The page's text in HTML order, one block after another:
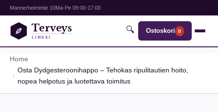
Mannerheimintie 10Ma-Pe 09:00-17:00
Terveys
LINKKI
🔍 Ostoskori 0
Home
Osta Dydgesteroonihappo – Tehokas ripulitautien hoito,
nopea helpotus ja luotettava toimitus